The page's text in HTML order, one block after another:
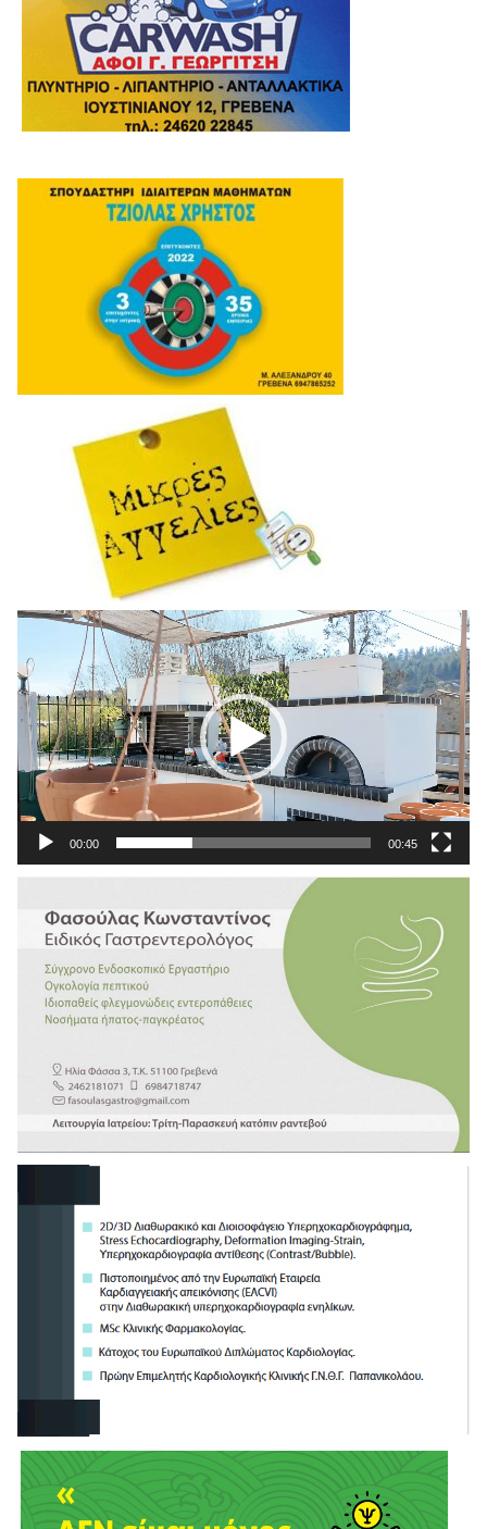
Πρόγραμμα
Αναπαραγωγής
Βίντεο
00:00 00:45